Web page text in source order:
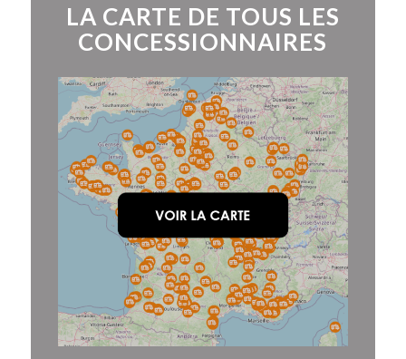
LA CARTE DE TOUS LES
CONCESSIONNAIRES